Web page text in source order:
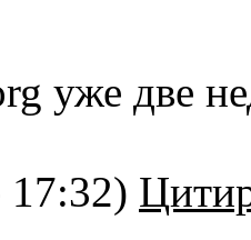
уже две
17:32)